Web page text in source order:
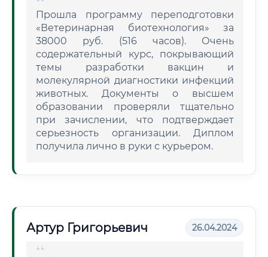
Прошла программу переподготовки
«Ветеринарная биотехнология» за
38000 руб. (516 часов). Очень
содержательный курс, покрывающий
темы разработки вакцин и
молекулярной диагностики инфекций
животных. Документы о высшем
образовании проверяли тщательно
при зачислении, что подтверждает
серьезность организации. Диплом
получила лично в руки с курьером.
Артур Григорьевич 26.04.2024